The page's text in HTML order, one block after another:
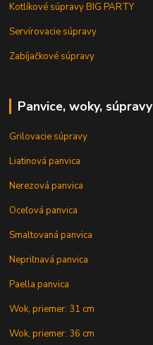
Kotlíkové súpravy BIG PARTY
Servírovacie súpravy
Zabíjačkové súpravy
Panvice, woky, súpravy
Grilovacie súpravy
Liatinová panvica
Nerezová panvica
Oceľová panvica
Smaltovaná panvica
Nepriľnavá panvica
Paella panvica
Wok, priemer: 31 cm
Wok, priemer: 36 cm